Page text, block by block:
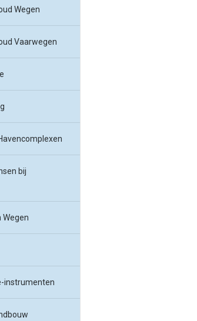
Wegen
Vaarwegen
bij
Wegen
instrumenten